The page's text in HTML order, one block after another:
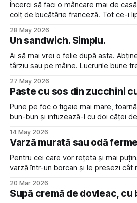
Încerci să faci o mâncare mai de
colț de bucătărie franceză. Tot ce-i
loc de apă, și o atitudine
pot pronunța “croissant” cu
28 May 2026
Un sandwich. Simplu.
Ai să mai vrei o felie după asta.
târziu sau pe mâine. Lucrurile bune
toată ziua, cu anticipație.
27 May 2026
Paste cu sos din zucchini
Pune pe foc o tigaie mai mare,
bun-bun și infuzează-l cu doi căței
sunt mici) în rondele de vreo
grosime și pune-le
14 May 2026
Varză murată sau odă
Pentru cei care vor rețeta și mai
varză într-un borcan și le presezi cât
exemplu, 20 g de sare la 1 litru de
să
20 Mar 2026
Supă cremă de dovleac, cu